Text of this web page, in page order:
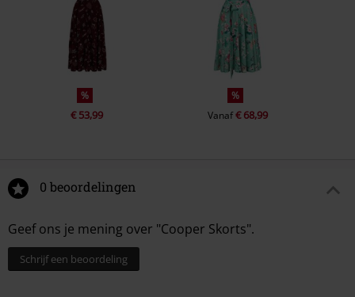
%
€ 53,99
%
Vanaf€ 68,99
0 beoordelingen
Geef ons je mening over "Cooper Skorts".
Schrijf een beoordeling